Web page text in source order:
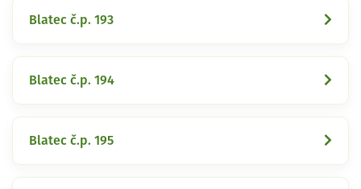
Blatec č.p. 193
Blatec č.p. 194
Blatec č.p. 195